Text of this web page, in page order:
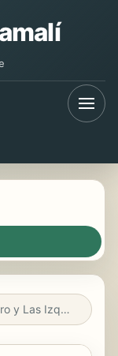
El Movimiento Obrero y Las Izquierdas en América Latina